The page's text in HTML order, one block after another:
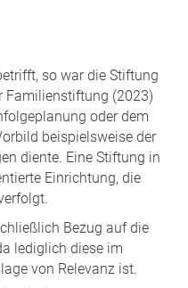
so war die Stiftung
Familienstiftung (2023)
oder dem
beispielsweise der
diente. Eine Stiftung in
Einrichtung, die
Bezug auf die
lediglich diese im
von Relevanz ist.